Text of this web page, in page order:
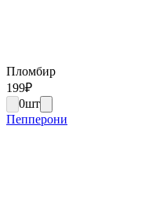
Пломбир
199₽
0шт
Пепперони